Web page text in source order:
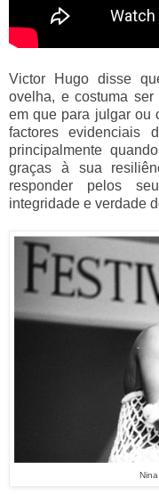
Victor Hugo disse
ovelha, e costuma ser
em que para julgar ou
factores evidenciais
principalmente
graças à sua
responder pelos
integridade e verdade